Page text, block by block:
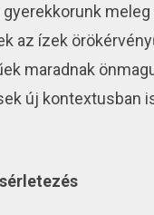
meleg
az ízek
maradnak
új kontextusban